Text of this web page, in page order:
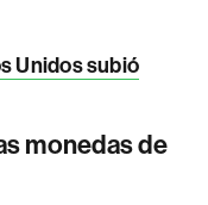
Unidos subió
monedas de